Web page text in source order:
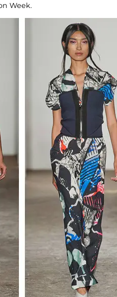
Week.